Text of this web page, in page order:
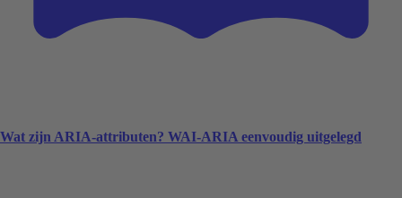
Wat zijn ARIA-attributen? WAI-ARIA eenvoudig uitgelegd